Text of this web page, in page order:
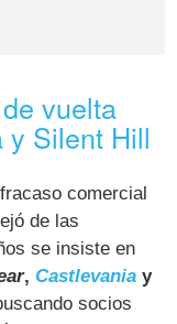
vuelta
y Silent Hill
comercial
de las
se insiste en
,Castlevania y
socios